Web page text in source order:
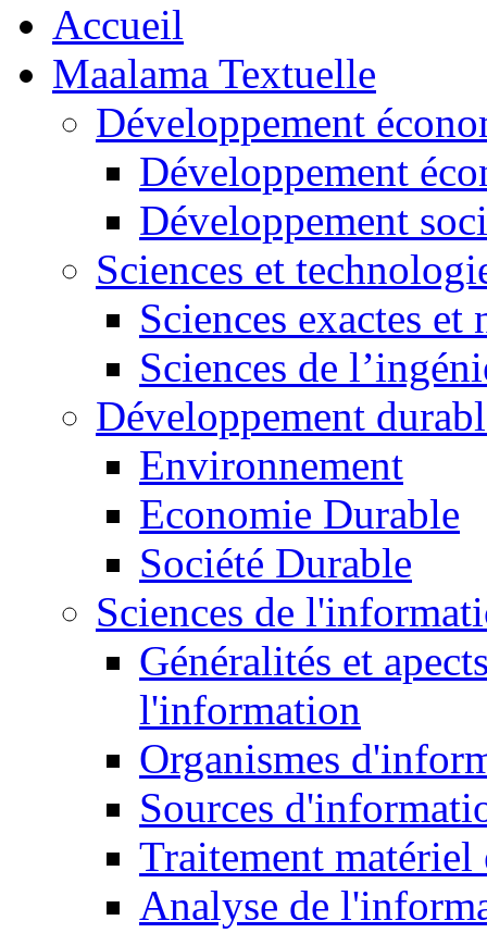
Accueil
Maalama Textuelle
Développement
Développement
Développement
Sciences et
Sciences exactes et
Sciences de
Développement
Environnement
Economie Durable
Société Durable
Sciences de
Généralités et
l'information
Organismes
Sources
Traitement matériel
Analyse de